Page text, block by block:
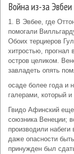
Война из-за Эвбеи
1. В Эвбее, где
помогали
Обоих терциеров
хитростью, прогнал
остров целиком.
завладеть опять
осаде более года и
галерами, который и
Гвидо Афинский
союзника Венеции;
производили
даже опасности
принужден был